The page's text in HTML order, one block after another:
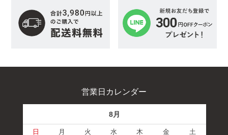
営業日カレンダー
8月
日 月 火 水 木 金
土